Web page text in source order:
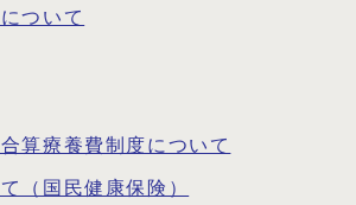
ついて
算療養費制度について
（国民健康保険）